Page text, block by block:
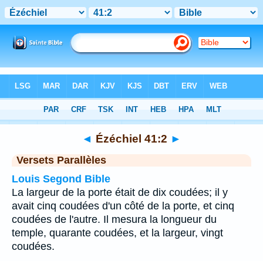
Chapitre 41> Verset 2
◄ Ézéchiel 41:2 ►
Versets Parallèles
Louis Segond Bible
La largeur de la porte était de dix coudées; il y
avait cinq coudées d'un côté de la porte, et cinq
coudées de l'autre. Il mesura la longueur du
temple, quarante coudées, et la largeur, vingt
coudées.